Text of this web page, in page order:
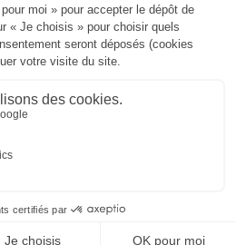
de confidentialitéPolitique de cookies
Plan du site
ET ASSOCIÉS
34170 CASTELNAU LE LEZ
à Cannes
SEPTEO DIGITAL & SERVICES © 2022